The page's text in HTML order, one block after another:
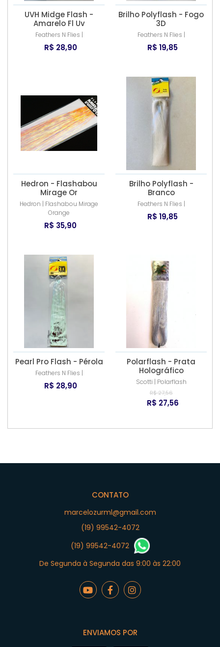
UVH Midge Flash -
Amarelo Fl Uv
Feathers N Flies |
R$ 28,90
Brilho Polyflash - Fogo
3D
Feathers N Flies |
R$ 19,85
Hedron - Flashabou
Mirage Or
Hedron | Flashabou Mirage
Orange
R$ 35,90
Brilho Polyflash -
Branco
Feathers N Flies |
R$ 19,85
Pearl Pro Flash - Pérola
Feathers N Flies |
R$ 28,90
Polarflash - Prata
Holográfico
Scotti | Polarflash
R$ 27,56
R$ 27,56
CONTATO
marcelozurml@gmail.com
(19) 99542-4072
(19) 99542-4072
De Segunda à Segunda das 9:00 às 22:00
ENVIAMOS POR